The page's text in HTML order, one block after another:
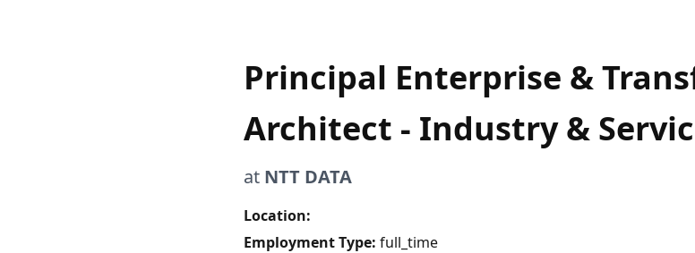
Principal Enterprise &
Architect - Industry &
at NTT DATA
Location:
Employment Type: full_time